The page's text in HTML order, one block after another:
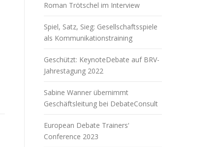
Roman Trötschel im Interview
Spiel, Satz, Sieg: Gesellschaftsspiele
als Kommunikationstraining
Geschützt: KeynoteDebate auf BRV-
Jahrestagung 2022
Sabine Wanner übernimmt
Geschäftsleitung bei DebateConsult
European Debate Trainers‘
Conference 2023